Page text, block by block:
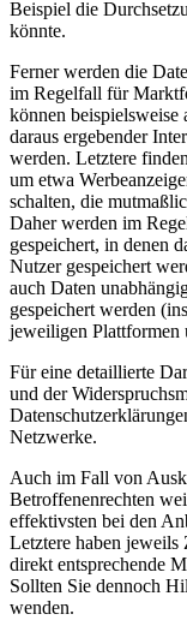
Beispiel die
könnte.
Ferner werden die
im Regelfall für
können beispielsweise
daraus ergebender
werden. Letztere
um etwa
schalten, die
Daher werden im
gespeichert, in denen
Nutzer gespeichert
auch Daten
gespeichert werden
jeweiligen Plattformen
Für eine detaillierte
und der
Netzwerke.
Auch im Fall von
Betroffenenrechten
effektivsten bei den
Letztere haben
direkt entsprechende
Sollten Sie dennoch
wenden.